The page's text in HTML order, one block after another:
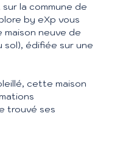
sur la commune de
by eXp vous
neuve de
sol), édifiée sur une
cette maison
trouvé ses